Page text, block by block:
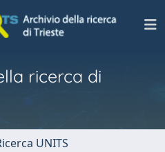
ricerca di
UNITS